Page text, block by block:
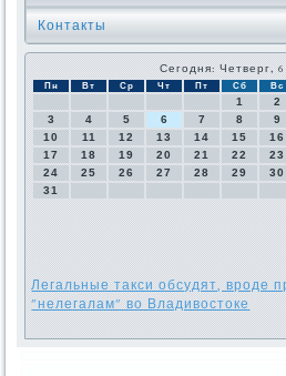
Контакты
Сегодня: Четверг, 6
Пн Вт Ср Чт Пт Сб Вс
1
2
3
4 5 6 7 8
9
10
11 12 13 14 15
16
17
18 19 20 21 22
23
24
25 26 27 28 29
30
31
Легальные такси обсудят, вроде
"нелегалам" во Владивостоке